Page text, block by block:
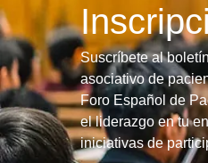
Suscríbete al
asociativo de
Foro Español de
el liderazgo en tu
iniciativas de